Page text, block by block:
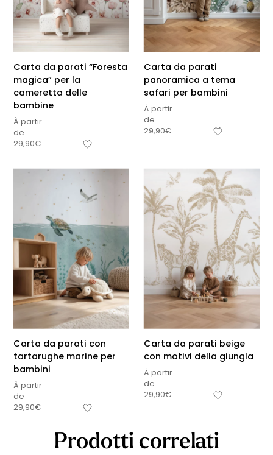
Carta da parati “Foresta
magica” per la
cameretta delle
bambine
À partir
de
29,90€
Carta da parati
panoramica a tema
safari per bambini
À partir
de
29,90€
Carta da parati con
tartarughe marine per
bambini
À partir
de
29,90€
Carta da parati beige
con motivi della giungla
À partir
de
29,90€
Prodotti correlati